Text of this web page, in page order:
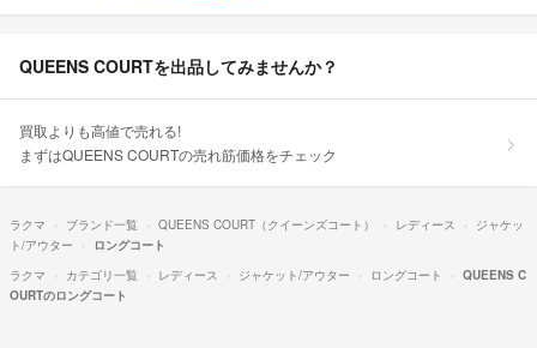
QUEENS COURTを出品してみませんか？
買取よりも高値で売れる!
まずはQUEENS COURTの売れ筋価格をチェック
ラクマ ブランド一覧 QUEENS COURT（クイーンズコート） レディース
ジャケッ
ト/アウター
ロングコート
ラクマ
カテゴリ一覧 レディース ジャケット/アウター ロングコート
QUEENS C
OURTのロングコート